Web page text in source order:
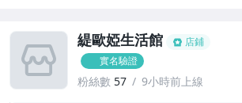
緹歐婭生活館
店鋪
實名驗證
粉絲數 57 9小時前上線